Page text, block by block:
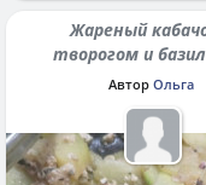
Жареный кабачок с
творогом и
Автор Ольга